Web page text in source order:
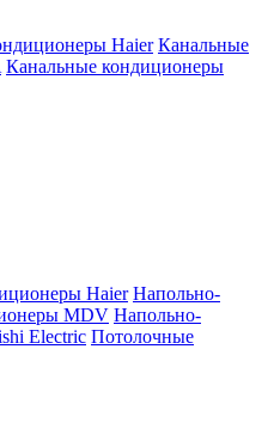
Haier Канальные
Канальные кондиционеры
Haier Напольно-
MDV Напольно-
Electric Потолочные